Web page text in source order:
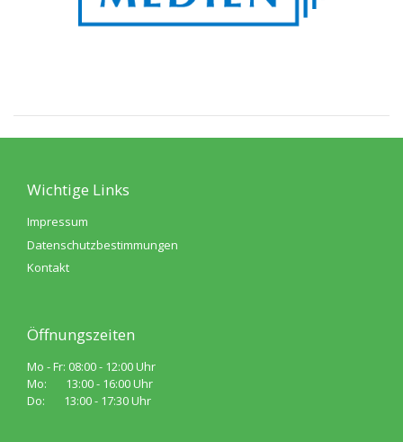
Wichtige Links
Impressum
Datenschutzbestimmungen
Kontakt
Öffnungszeiten
Mo - Fr: 08:00 - 12:00 Uhr
Mo: 13:00 - 16:00 Uhr
Do: 13:00 - 17:30 Uhr